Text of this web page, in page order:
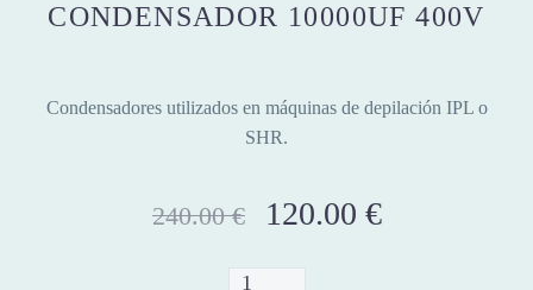
CONDENSADOR 10000UF 400V
Condensadores utilizados en máquinas de depilación IPL o
SHR.
240.00€
El
120.00 €El
Condensador